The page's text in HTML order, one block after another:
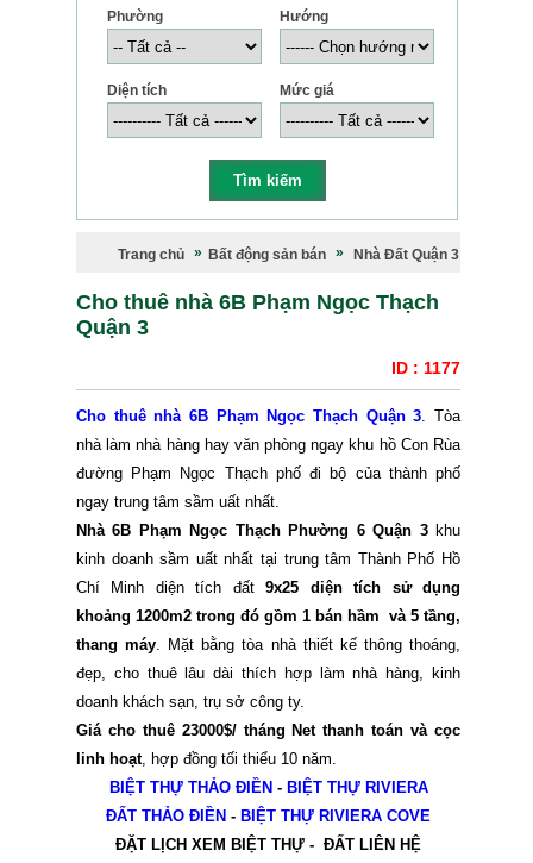
Phường Hướng
Diện tích Mức giá
Trang chủ Bất động sản bán Nhà Đất Quận 3
Cho thuê nhà 6B Phạm Ngọc Thạch
Quận 3
ID : 1177
Cho thuê nhà 6B Phạm Ngọc Thạch Quận 3. Tòa
nhà làm nhà hàng hay văn phòng ngay khu hồ Con Rùa
đường Phạm Ngọc Thạch phố đi bộ của thành phố
ngay trung tâm sầm uất nhất.
Nhà 6B Phạm Ngọc Thạch Phường 6 Quận 3khu
kinh doanh sầm uất nhất tại trung tâm Thành Phố Hồ
Chí Minh diện tích đất9x25 diện tích sử dụng
khoảng 1200m2 trong đó gồm 1 bán hầm và 5 tầng,
thang máy. Mặt bằng tòa nhà thiết kế thông thoáng,
đẹp, cho thuê lâu dài thích hợp làm nhà hàng, kinh
doanh khách sạn, trụ sở công ty.
Giá cho thuê 23000$/ tháng Net thanh toán và cọc
linh hoạt, hợp đồng tối thiểu 10 năm.
BIỆT THỰ THẢO ĐIỀN - BIỆT THỰ RIVIERA
ĐẤT THẢO ĐIỀN - BIỆT THỰ RIVIERA COVE
ĐẶT LỊCH XEM BIỆT THỰ - ĐẤT LIÊN HỆ